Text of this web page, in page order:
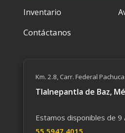
Inventario
Contáctanos
Km. 2.8, Carr. Federal
Tlalnepantla de Baz,
Estamos disponibles de 9
55 59​47 4015